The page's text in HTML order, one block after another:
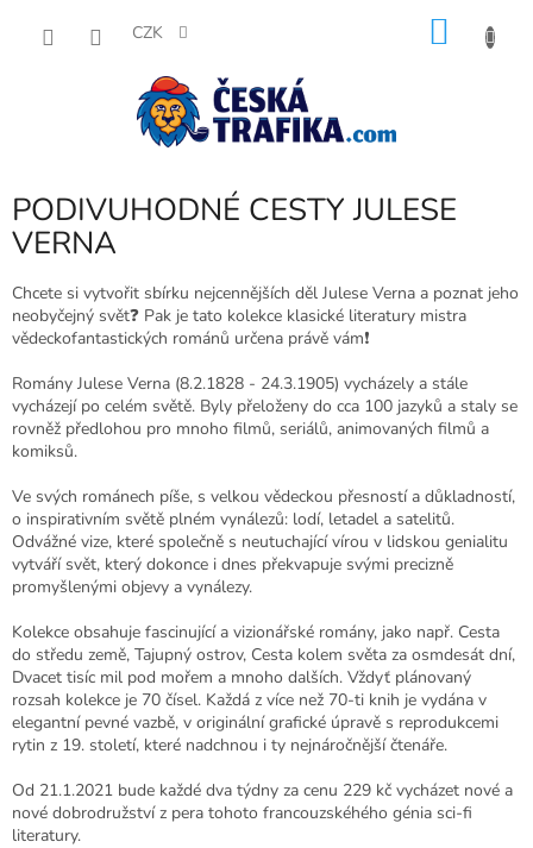
CZK
PODIVUHODNÉ CESTY JULESE
VERNA
Chcete si vytvořit sbírku nejcennějších děl Julese Verna a poznat jeho
neobyčejný svět❓ Pak je tato kolekce klasické literatury mistra
vědeckofantastických románů určena právě vám❗
Romány Julese Verna (8.2.1828 - 24.3.1905) vycházely a stále
vycházejí po celém světě. Byly přeloženy do cca 100 jazyků a staly se
rovněž předlohou pro mnoho filmů, seriálů, animovaných filmů a
komiksů.
Ve svých románech píše, s velkou vědeckou přesností a důkladností,
o inspirativním světě plném vynálezů: lodí, letadel a satelitů.
Odvážné vize, které společně s neutuchající vírou v lidskou genialitu
vytváří svět, který dokonce i dnes překvapuje svými precizně
promyšlenými objevy a vynálezy.
Kolekce obsahuje fascinující a vizionářské romány, jako např. Cesta
do středu země, Tajupný ostrov, Cesta kolem světa za osmdesát dní,
Dvacet tisíc mil pod mořem a mnoho dalších. Vždyť plánovaný
rozsah kolekce je 70 čísel. Každá z více než 70-ti knih je vydána v
elegantní pevné vazbě, v originální grafické úpravě s reprodukcemi
rytin z 19. století, které nadchnou i ty nejnáročnější čtenáře.
Od 21.1.2021 bude každé dva týdny za cenu 229 kč vycházet nové a
nové dobrodružství z pera tohoto francouzskéhého génia sci-fi
literatury.